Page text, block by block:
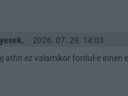
2026. 07. 29. 14:03
athn ez valamikor fordul-e innen